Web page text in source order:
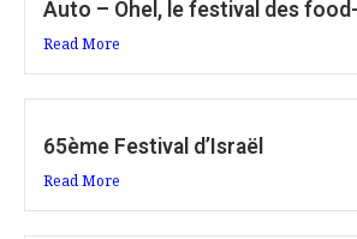
Auto – Ohel, le festival des
Read More
65ème Festival d’Israël
Read More